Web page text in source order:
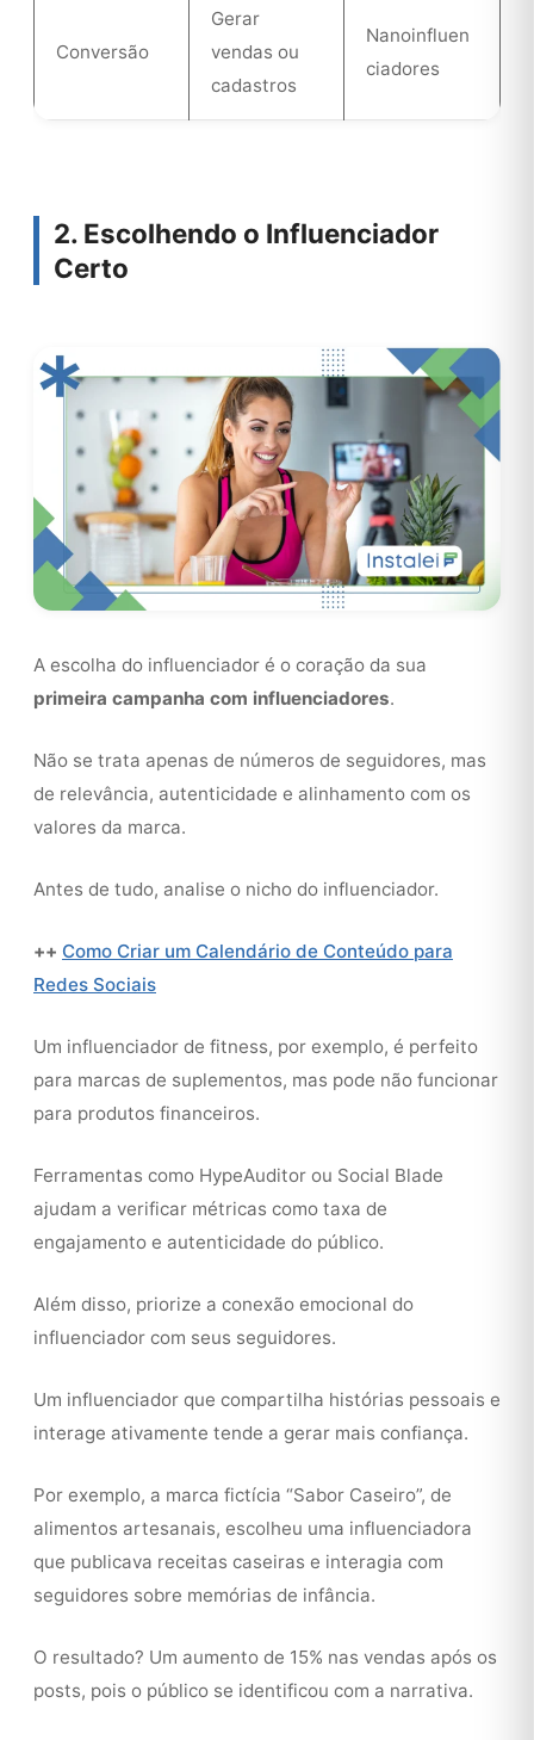
Conversão
Gerar
vendas ou
cadastros
Nanoinfluen
ciadores
2. Escolhendo o Influenciador
Certo
A escolha do influenciador é o coração da sua
primeira campanha com influenciadores.
Não se trata apenas de números de seguidores, mas
de relevância, autenticidade e alinhamento com os
valores da marca.
Antes de tudo, analise o nicho do influenciador.
++ Como Criar um Calendário de Conteúdo para
Redes Sociais
Um influenciador de fitness, por exemplo, é perfeito
para marcas de suplementos, mas pode não funcionar
para produtos financeiros.
Ferramentas como HypeAuditor ou Social Blade
ajudam a verificar métricas como taxa de
engajamento e autenticidade do público.
Além disso, priorize a conexão emocional do
influenciador com seus seguidores.
Um influenciador que compartilha histórias pessoais e
interage ativamente tende a gerar mais confiança.
Por exemplo, a marca fictícia “Sabor Caseiro”, de
alimentos artesanais, escolheu uma influenciadora
que publicava receitas caseiras e interagia com
seguidores sobre memórias de infância.
O resultado? Um aumento de 15% nas vendas após os
posts, pois o público se identificou com a narrativa.